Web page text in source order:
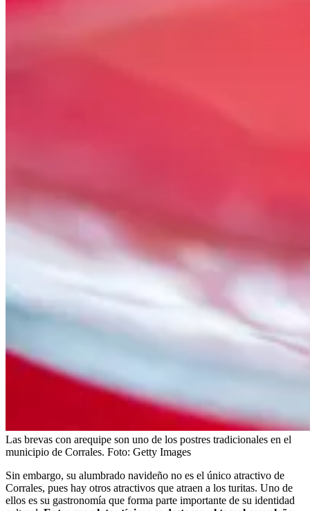
Las brevas con arequipe son uno de los postres tradicionales en el
municipio de Corrales. Foto: Getty Images
Sin embargo, su alumbrado navideño no es el único atractivo de
Corrales, pues hay otros atractivos que atraen a los turitas. Uno de
ellos es su gastronomía que forma parte importante de su identidad